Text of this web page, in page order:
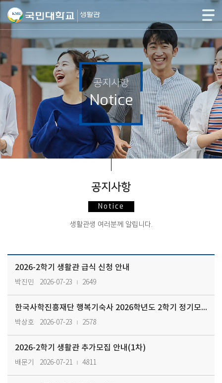
공지사항
Notice
공지사항
Notice
생활관생 여러분께 알립니다.
2026-2학기 생활관 급식 신청 안내
박진민 2026-07-23 2649
한국사학진흥재단 행복기숙사 2026학년도 2학기 정기모집 안내(본교 재학…
박상호 2026-07-23 2578
2026-2학기 생활관 추가모집 안내(1차)
배문기 2026-07-21 4811